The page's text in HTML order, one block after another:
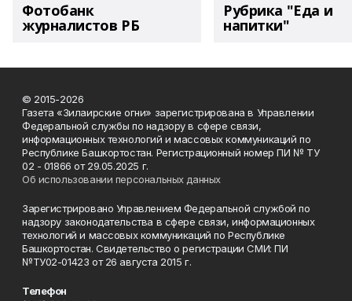
Фотобанк
журналистов РБ
Рубрика "Еда и
напитки"
© 2015-2026
Газета «Зилаирские огни» зарегистрирована в Управлении
Федеральной службы по надзору в сфере связи,
информационных технологий и массовых коммуникаций по
Республике Башкортостан. Регистрационный номер ПИ № ТУ
02 - 01866 от 29.05.2025 г.
Об использовании персональных данных
Зарегистрировано Управлением Федеральной службой по
надзору законодательства в сфере связи, информационных
технологий и массовых коммуникаций по Республике
Башкортостан. Свидетельство о регистрации СМИ: ПИ
№ТУ02-01423 от 26 августа 2015 г.
Телефон